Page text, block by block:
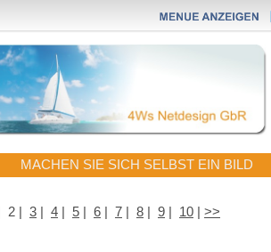
MACHEN SIE SICH SELBST EIN BILD
| 2 | 3 4 5 6 7 8 9 10 >>